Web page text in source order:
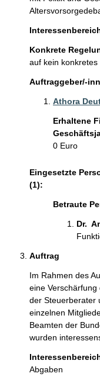
Konkrete
auf kein
Auftraggeber/-
Athora
Erhaltene
0 Euro
Eingesetzte
(1):
Betraute
Dr.
Auftrag
Im Rahmen des
eine
der Steuerberater
einzelnen
Beamten der
wurden
Abgaben